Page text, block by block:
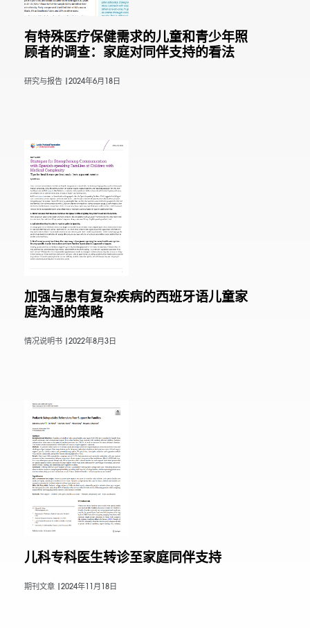
有特殊医疗保健需求的儿童和青少年照
顾者的调查：家庭对同伴支持的看法
研究与报告 | 2024年6月18日
加强与患有复杂疾病的西班牙语儿童家
庭沟通的策略
情况说明书 | 2022年8月3日
儿科专科医生转诊至家庭同伴支持
期刊文章 | 2024年11月18日